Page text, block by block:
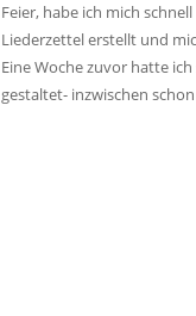
Feier, habe ich mich
Liederzettel erstellt und
Eine Woche zuvor hatte
gestaltet- inzwischen